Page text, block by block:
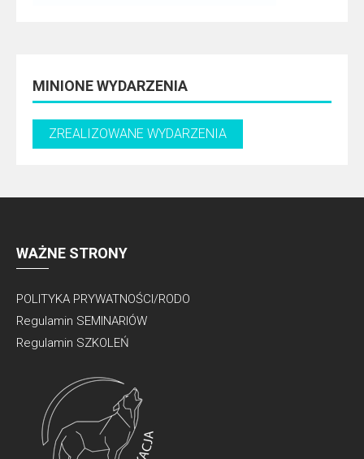
MINIONE WYDARZENIA
WAŻNE STRONY
POLITYKA PRYWATNOŚCI/RODO
Regulamin SEMINARIÓW
Regulamin SZKOLEŃ